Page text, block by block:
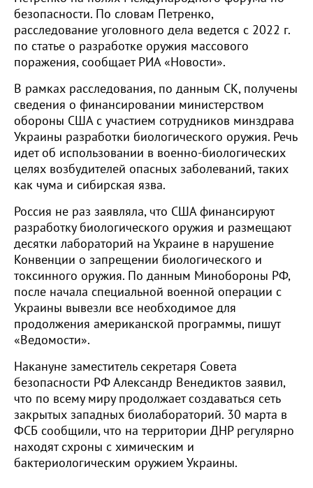
безопасности. По словам Петренко,
расследование уголовного дела ведется с 2022 г.
по статье о разработке оружия массового
поражения, сообщает РИА «Новости».
В рамках расследования, по данным СК, получены
сведения о финансировании министерством
обороны США с участием сотрудников минздрава
Украины разработки биологического оружия. Речь
идет об использовании в военно-биологических
целях возбудителей опасных заболеваний, таких
как чума и сибирская язва.
Россия не раз заявляла, что США финансируют
разработку биологического оружия и размещают
десятки лабораторий на Украине в нарушение
Конвенции о запрещении биологического и
токсинного оружия. По данным Минобороны РФ,
после начала специальной военной операции с
Украины вывезли все необходимое для
продолжения американской программы, пишут
«Ведомости».
Накануне заместитель секретаря Совета
безопасности РФ Александр Венедиктов заявил,
что по всему миру продолжает создаваться сеть
закрытых западных биолабораторий. 30 марта в
ФСБ сообщили, что на территории ДНР регулярно
находят схроны с химическим и
бактериологическим оружием Украины.